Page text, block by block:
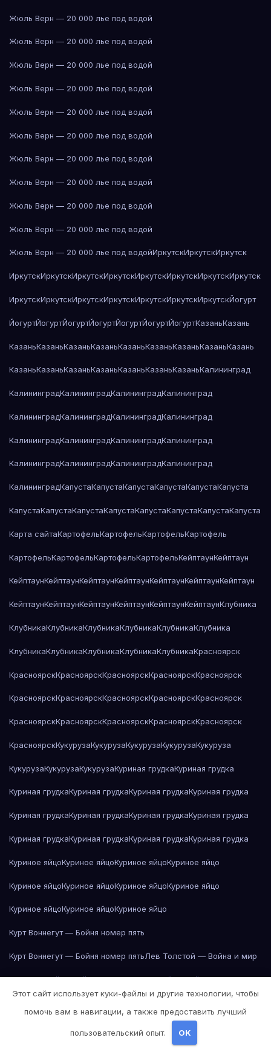
Жюль Верн — 20 000 лье под водой
Жюль Верн — 20 000 лье под водой
Жюль Верн — 20 000 лье под водой
Жюль Верн — 20 000 лье под водой
Жюль Верн — 20 000 лье под водой
Жюль Верн — 20 000 лье под водой
Жюль Верн — 20 000 лье под водой
Жюль Верн — 20 000 лье под водой
Жюль Верн — 20 000 лье под водой
Жюль Верн — 20 000 лье под водой
Жюль Верн — 20 000 лье под водойИркутскИркутскИркутск
ИркутскИркутскИркутскИркутскИркутскИркутскИркутскИркутск
ИркутскИркутскИркутскИркутскИркутскИркутскИркутскЙогурт
ЙогуртЙогуртЙогуртЙогуртЙогуртЙогуртЙогуртКазаньКазань
КазаньКазаньКазаньКазаньКазаньКазаньКазаньКазаньКазань
КазаньКазаньКазаньКазаньКазаньКазаньКазаньКалининград
КалининградКалининградКалининградКалининград
КалининградКалининградКалининградКалининград
КалининградКалининградКалининградКалининград
КалининградКалининградКалининградКалининград
КалининградКапустаКапустаКапустаКапустаКапустаКапуста
КапустаКапустаКапустаКапустаКапустаКапустаКапустаКапуста
Карта сайтаКартофельКартофельКартофельКартофель
КартофельКартофельКартофельКартофельКейптаунКейптаун
КейптаунКейптаунКейптаунКейптаунКейптаунКейптаунКейптаун
КейптаунКейптаунКейптаунКейптаунКейптаунКейптаунКлубника
КлубникаКлубникаКлубникаКлубникаКлубникаКлубника
КлубникаКлубникаКлубникаКлубникаКлубникаКрасноярск
КрасноярскКрасноярскКрасноярскКрасноярскКрасноярск
КрасноярскКрасноярскКрасноярскКрасноярскКрасноярск
КрасноярскКрасноярскКрасноярскКрасноярскКрасноярск
КрасноярскКукурузаКукурузаКукурузаКукурузаКукуруза
КукурузаКукурузаКукурузаКуриная грудкаКуриная грудка
Куриная грудкаКуриная грудкаКуриная грудкаКуриная грудка
Куриная грудкаКуриная грудкаКуриная грудкаКуриная грудка
Куриная грудкаКуриная грудкаКуриная грудкаКуриная грудка
Куриное яйцоКуриное яйцоКуриное яйцоКуриное яйцо
Куриное яйцоКуриное яйцоКуриное яйцоКуриное яйцо
Куриное яйцоКуриное яйцоКуриное яйцо
Курт Воннегут — Бойня номер пять
Курт Воннегут — Бойня номер пятьЛев Толстой — Война и мир
Лев Толстой — Война и мирЛев Толстой — Война и мир
Этот сайт использует куки-файлы и другие технологии, чтобы
помочь вам в навигации, а также предоставить лучший
пользовательский опыт. OK